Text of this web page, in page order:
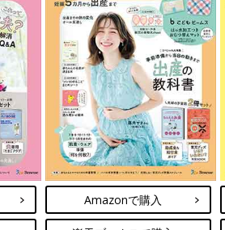
Amazonで購入